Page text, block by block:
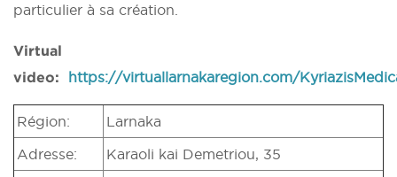
particulier à sa création.
Virtual
video: https://virtuallarnakaregion.com/
Région: Larnaka
Adresse: Karaoli kai Demetriou, 35